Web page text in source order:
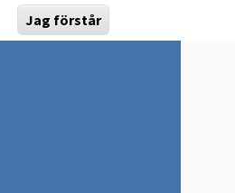
Jag förstår